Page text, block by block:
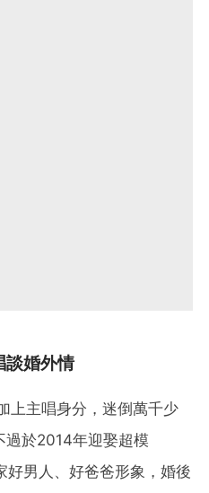
婚外情
上主唱身分，迷倒萬千少
過於2014年迎娶超模
男人、好爸爸形象，婚後